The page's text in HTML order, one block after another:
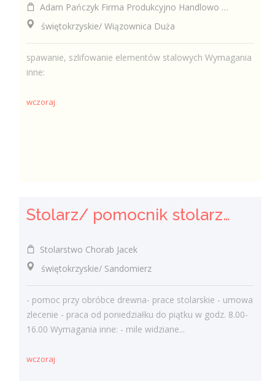
Adam Pańczyk Firma Produkcyjno Handlowo Usługowa "KONRAD" Wiązownica Duża
świętokrzyskie/ Wiązownica Duża
spawanie, szlifowanie elementów stalowych Wymagania
inne:
wczoraj
Stolarz/ pomocnik stolarza (k/.m)
Stolarstwo Chorab Jacek
świętokrzyskie/ Sandomierz
- pomoc przy obróbce drewna- prace stolarskie - umowa
zlecenie - praca od poniedziałku do piątku w godz. 8.00-
16.00 Wymagania inne: - mile widziane...
wczoraj